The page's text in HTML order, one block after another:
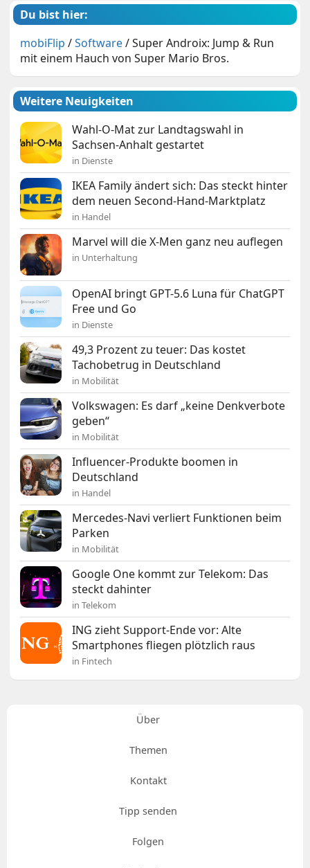
Du bist hier:
mobiFlip /Software/Super Androix: Jump & Run
mit einem Hauch von Super Mario Bros.
Weitere Neuigkeiten
Wahl-O-Mat zur Landtagswahl in
Sachsen-Anhalt gestartet
in Dienste
IKEA Family ändert sich: Das steckt hinter
dem neuen Second-Hand-Marktplatz
in Handel
Marvel will die X-Men ganz neu auflegen
in Unterhaltung
OpenAI bringt GPT-5.6 Luna für ChatGPT
Free und Go
in Dienste
49,3 Prozent zu teuer: Das kostet
Tachobetrug in Deutschland
in Mobilität
Volkswagen: Es darf „keine Denkverbote
geben“
in Mobilität
Influencer-Produkte boomen in
Deutschland
in Handel
Mercedes-Navi verliert Funktionen beim
Parken
in Mobilität
Google One kommt zur Telekom: Das
steckt dahinter
in Telekom
ING zieht Support-Ende vor: Alte
Smartphones fliegen plötzlich raus
in Fintech
Über
Themen
Kontakt
Tipp senden
Folgen